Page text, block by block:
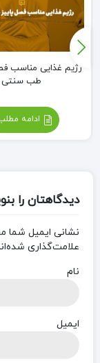
رژیم غذایی مناسب
طب سنتی
ادامه
دیدگاهتان را
نشانی ایمیل شما
علامت‌گذاری
نام
ایمیل